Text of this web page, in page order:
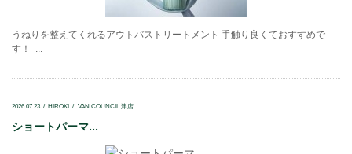
うねりを整えてくれるアウトバストリートメント 手触り良くておすすめで
す！ ...
2026.07.23 HIROKI VAN COUNCIL 津店
ショートパーマ...